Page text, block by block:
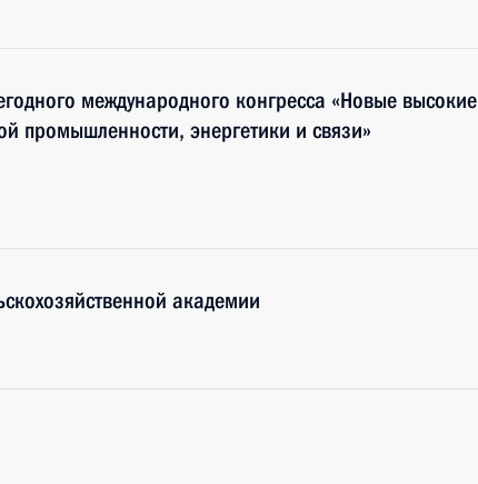
международного конгресса «Новые высокие
промышленности, энергетики и связи»
академии